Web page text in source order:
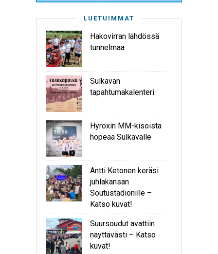
LUETUIMMAT
Hakovirran lähdössä
tunnelmaa
Sulkavan
tapahtumakalenteri
Hyroxin MM-kisoista
hopeaa Sulkavalle
Antti Ketonen keräsi
juhlakansan
Soutustadionille –
Katso kuvat!
Suursoudut avattiin
näyttävästi – Katso
kuvat!